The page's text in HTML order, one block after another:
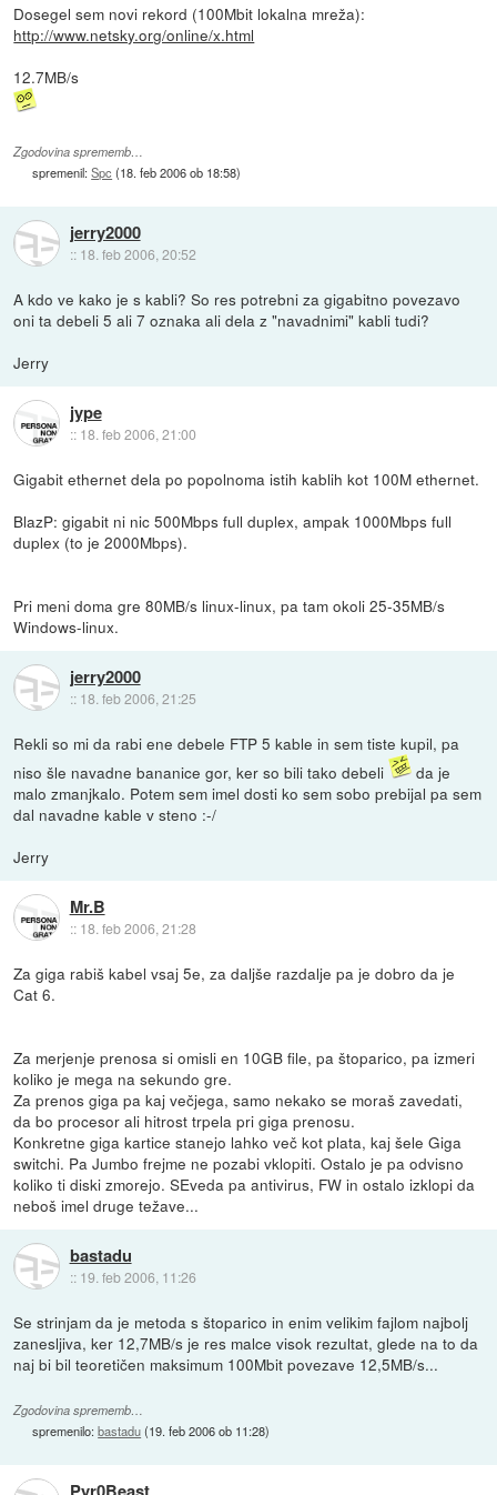
Dosegel sem novi rekord (100Mbit lokalna mreža):
http://www.netsky.org/online/x.html
12.7MB/s
Zgodovina sprememb…
spremenil:Spc (18. feb 2006 ob 18:58)
jerry2000
:: 18. feb 2006, 20:52
A kdo ve kako je s kabli? So res potrebni za gigabitno povezavo
oni ta debeli 5 ali 7 oznaka ali dela z "navadnimi" kabli tudi?
Jerry
jype
:: 18. feb 2006, 21:00
Gigabit ethernet dela po popolnoma istih kablih kot 100M ethernet.
BlazP: gigabit ni nic 500Mbps full duplex, ampak 1000Mbps full
duplex (to je 2000Mbps).
Pri meni doma gre 80MB/s linux-linux, pa tam okoli 25-35MB/s
Windows-linux.
jerry2000
:: 18. feb 2006, 21:25
Rekli so mi da rabi ene debele FTP 5 kable in sem tiste kupil, pa
niso šle navadne bananice gor, ker so bili tako debeli
da je
malo zmanjkalo. Potem sem imel dosti ko sem sobo prebijal pa sem
dal navadne kable v steno :-/
Jerry
Mr.B
:: 18. feb 2006, 21:28
Za giga rabiš kabel vsaj 5e, za daljše razdalje pa je dobro da je
Cat 6.
Za merjenje prenosa si omisli en 10GB file, pa štoparico, pa izmeri
koliko je mega na sekundo gre.
Za prenos giga pa kaj večjega, samo nekako se moraš zavedati,
da bo procesor ali hitrost trpela pri giga prenosu.
Konkretne giga kartice stanejo lahko več kot plata, kaj šele Giga
switchi. Pa Jumbo frejme ne pozabi vklopiti. Ostalo je pa odvisno
koliko ti diski zmorejo. SEveda pa antivirus, FW in ostalo izklopi da
neboš imel druge težave...
bastadu
:: 19. feb 2006, 11:26
Se strinjam da je metoda s štoparico in enim velikim fajlom najbolj
zanesljiva, ker 12,7MB/s je res malce visok rezultat, glede na to da
naj bi bil teoretičen maksimum 100Mbit povezave 12,5MB/s...
Zgodovina sprememb…
spremenilo:bastadu(19. feb 2006 ob 11:28)